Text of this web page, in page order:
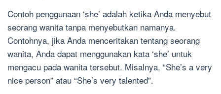
Contoh penggunaan ‘she’ adalah ketika Anda menyebut
seorang wanita tanpa menyebutkan namanya.
Contohnya, jika Anda menceritakan tentang seorang
wanita, Anda dapat menggunakan kata ‘she’ untuk
mengacu pada wanita tersebut. Misalnya, “She’s a very
nice person” atau “She’s very talented”.